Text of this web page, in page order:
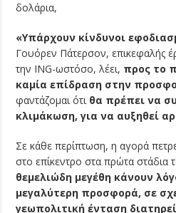
δολάρια,
«Υπάρχουν κίνδυνοι
Γουόρεν Πάτερσον, επικεφαλής
την ING-ωστόσο, λέει, προς το
καμία επίδραση στην
φαντάζομαι ότι θα πρέπει να
κλιμάκωση, για να αυξηθεί
Σε κάθε περίπτωση, η αγορά
στο επίκεντρο στα πρώτα στάδια
θεμελιώδη μεγέθη κάνουν
μεγαλύτερη προσφορά, σε
γεωπολιτική ένταση